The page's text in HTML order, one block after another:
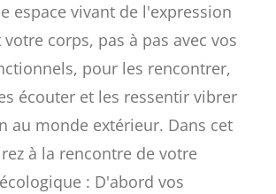
espace vivant de l'expression
corps, pas à pas avec vos
pour les rencontrer,
écouter et les ressentir vibrer
au monde extérieur. Dans cet
à la rencontre de votre
: D'abord vos